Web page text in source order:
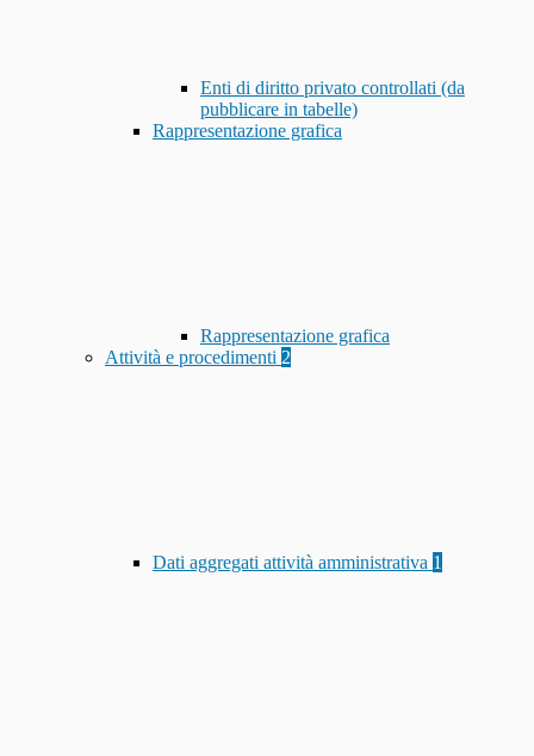
Enti di diritto privato controllati (da
pubblicare in tabelle)
Rappresentazione grafica
Rappresentazione grafica
Attività e procedimenti 2
Dati aggregati attività amministrativa 1